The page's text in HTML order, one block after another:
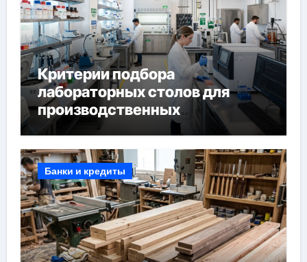
Критерии подбора
лабораторных столов для
производственных
лабораторий
Банки и кредиты